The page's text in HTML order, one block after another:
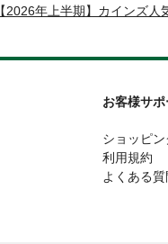
【2026年上半期】カインズ人
お客様サポ
ショッピン
利用規約
よくある質